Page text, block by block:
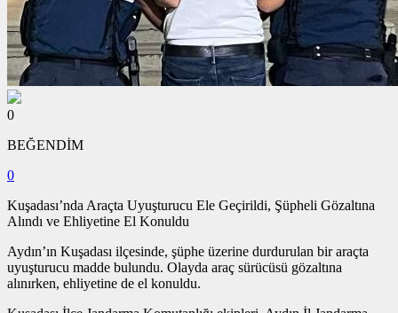
0
BEĞENDİM
0
Kuşadası’nda Araçta Uyuşturucu Ele Geçirildi, Şüpheli Gözaltına
Alındı ve Ehliyetine El Konuldu
Aydın’ın Kuşadası ilçesinde, şüphe üzerine durdurulan bir araçta
uyuşturucu madde bulundu. Olayda araç sürücüsü gözaltına
alınırken, ehliyetine de el konuldu.